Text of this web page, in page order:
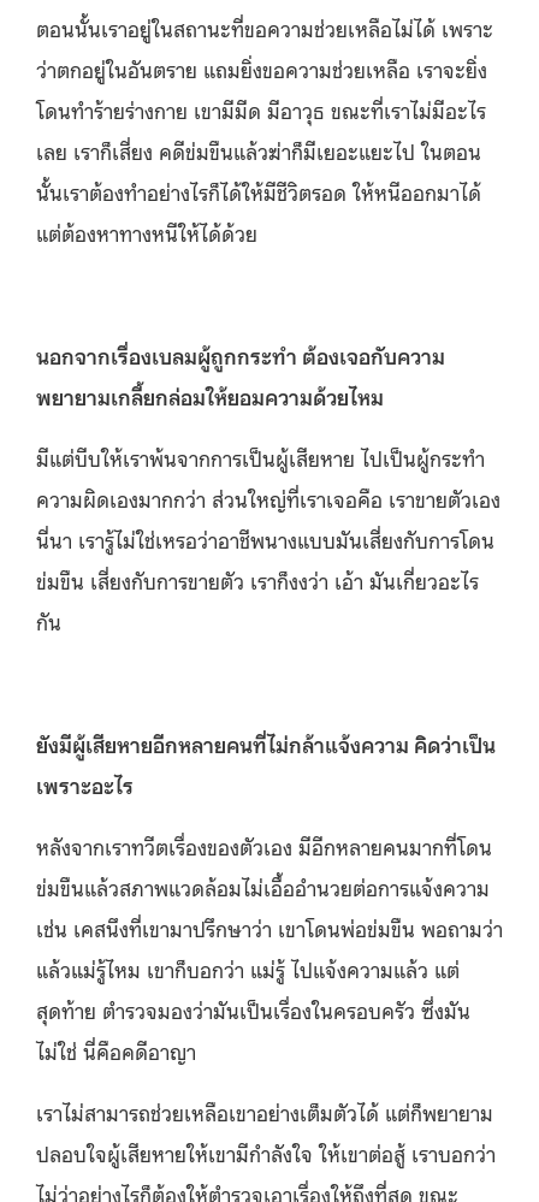
ตอนนั้นเราอยู่ในสถานะที่ขอความช่วยเหลือไม่ได้ เพราะ
ว่าตกอยู่ในอันตราย แถมยิ่งขอความช่วยเหลือ เราจะยิ่ง
โดนทำร้ายร่างกาย เขามีมีด มีอาวุธ ขณะที่เราไม่มีอะไร
เลย เราก็เสี่ยง คดีข่มขืนแล้วฆ่าก็มีเยอะแยะไป ในตอน
นั้นเราต้องทำอย่างไรก็ได้ให้มีชีวิตรอด ให้หนีออกมาได้
แต่ต้องหาทางหนีให้ได้ด้วย
นอกจากเรื่องเบลมผู้ถูกกระทำ ต้องเจอกับความ
พยายามเกลี้ยกล่อมให้ยอมความด้วยไหม
มีแต่บีบให้เราพ้นจากการเป็นผู้เสียหาย ไปเป็นผู้กระทำ
ความผิดเองมากกว่า ส่วนใหญ่ที่เราเจอคือ เราขายตัวเอง
นี่นา เรารู้ไม่ใช่เหรอว่าอาชีพนางแบบมันเสี่ยงกับการโดน
ข่มขืน เสี่ยงกับการขายตัว เราก็งงว่า เอ้า มันเกี่ยวอะไร
กัน
ยังมีผู้เสียหายอีกหลายคนที่ไม่กล้าแจ้งความ คิดว่าเป็น
เพราะอะไร
หลังจากเราทวีตเรื่องของตัวเอง มีอีกหลายคนมากที่โดน
ข่มขืนแล้วสภาพแวดล้อมไม่เอื้ออำนวยต่อการแจ้งความ
เช่น เคสนึงที่เขามาปรึกษาว่า เขาโดนพ่อข่มขืน พอถามว่า
แล้วแม่รู้ไหม เขาก็บอกว่า แม่รู้ ไปแจ้งความแล้ว แต่
สุดท้าย ตำรวจมองว่ามันเป็นเรื่องในครอบครัว ซึ่งมัน
ไม่ใช่ นี่คือคดีอาญา
เราไม่สามารถช่วยเหลือเขาอย่างเต็มตัวได้ แต่ก็พยายาม
ปลอบใจผู้เสียหายให้เขามีกำลังใจ ให้เขาต่อสู้ เราบอกว่า
ไม่ว่าอย่างไรก็ต้องให้ตำรวจเอาเรื่องให้ถึงที่สุด ขณะ